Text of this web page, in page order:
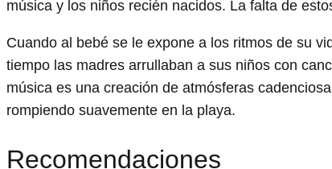
música y los niños recién nacidos. La falta de
Cuando al bebé se le expone a los ritmos de su
tiempo las madres arrullaban a sus niños con
música es una creación de atmósferas
rompiendo suavemente en la playa.
Recomendaciones